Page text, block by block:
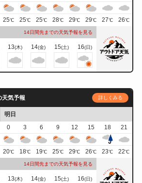
25℃ 25℃ 25℃ 28℃ 29℃ 29℃ 27℃ 26℃
14日間先までの天気予報を見る
13(木) 14(金) 15(土) 16(日)
天気予報 詳しくみる
明日
0 3 6 9 12 15 18
21
20℃ 18℃ 19℃ 25℃ 29℃ 26℃ 23℃ 22℃
14日間先までの天気予報を見る
13(木) 14(金) 15(土) 16(日)